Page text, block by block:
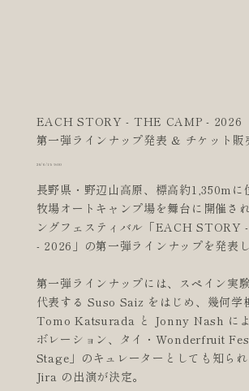
EACH STORY - THE CAMP - 2026
第一弾ラインナップ発表 & チケット販
26/6/15 9:00
長野県・野辺山高原、標高約1,350mに
牧場オートキャンプ場を舞台に開催さ
ングフェスティバル「EACH
- 2026」の第一弾ラインナップを発表し
第一弾ラインナップには、スペイン実
代表する Suso Saiz をはじめ、幾何学
Tomo Katsurada と Jonny Nash に
ボレーション、タイ・Wonderfruit
Stage」のキュレーターとしても知ら
Jira の出演が決定。